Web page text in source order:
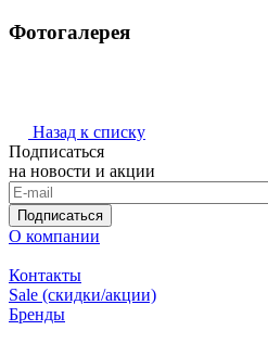
Фотогалерея
Назад к списку
Подписаться
на новости и акции
Подписаться
О компании
Контакты
Sale (скидки/акции)
Бренды